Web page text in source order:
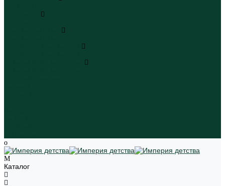
Каталог